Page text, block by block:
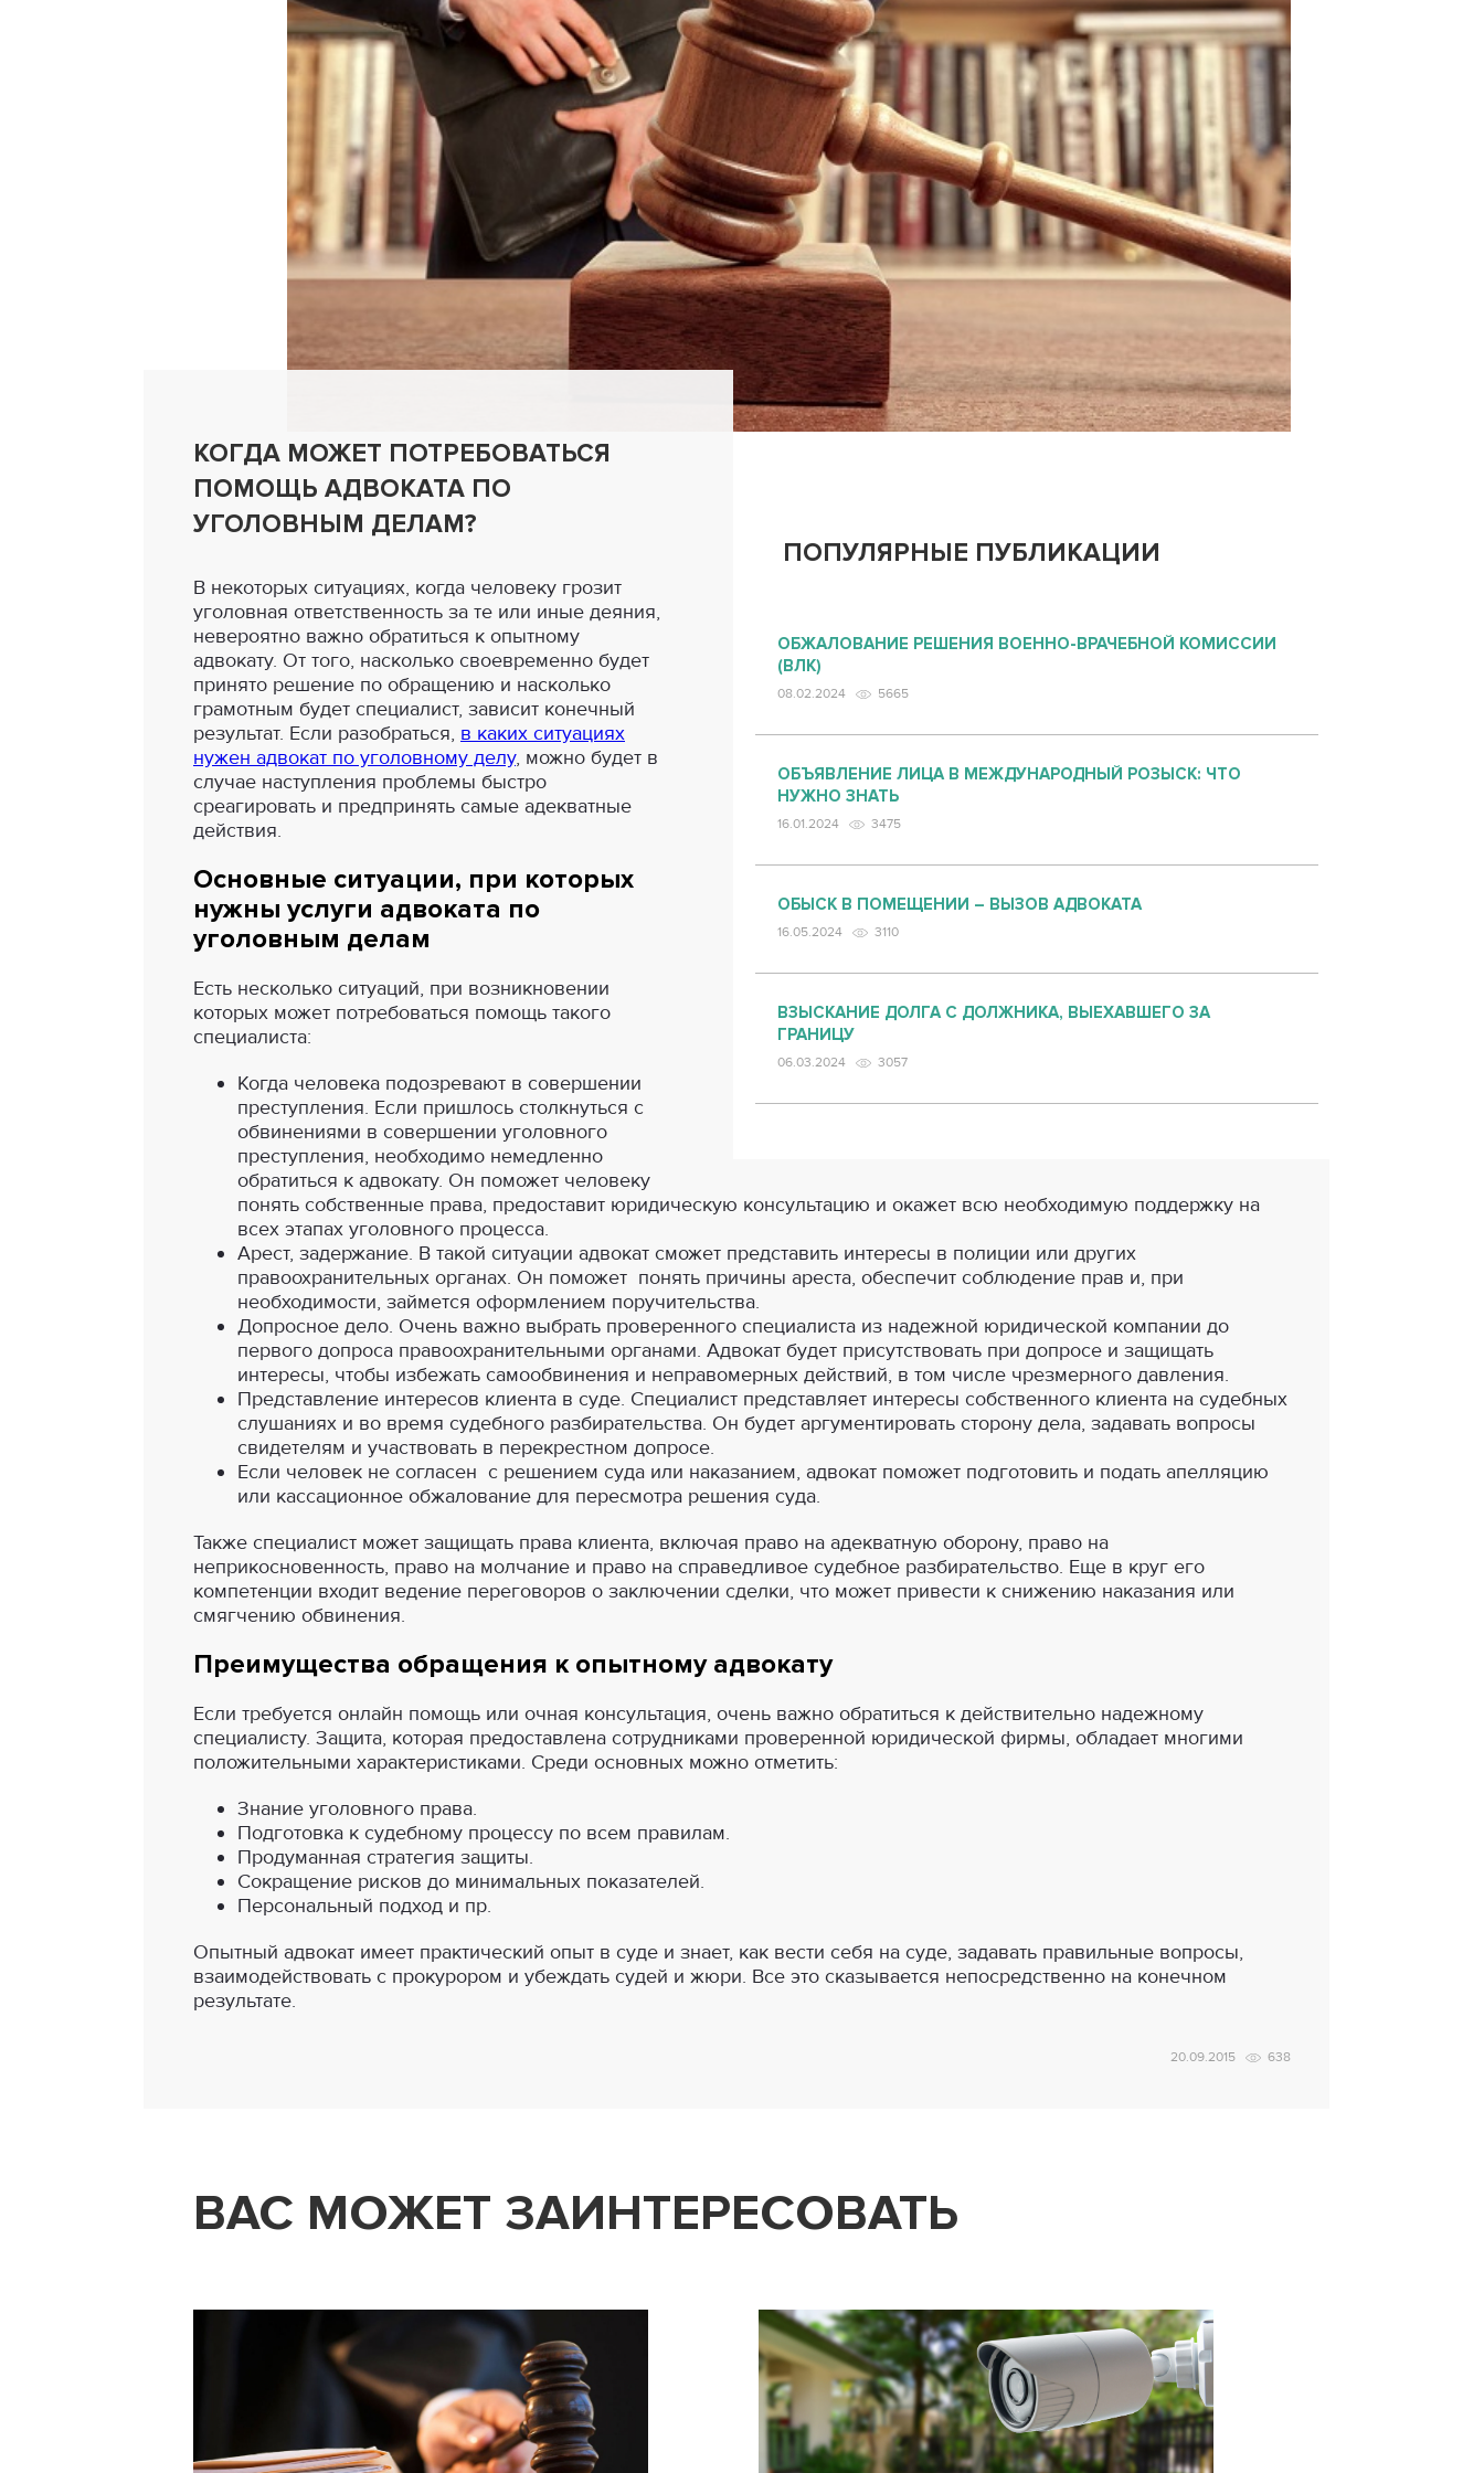
ПОПУЛЯРНЫЕ ПУБЛИКАЦИИ
ОБЖАЛОВАНИЕ РЕШЕНИЯ ВОЕННО-ВРАЧЕБНОЙ КОМИССИИ
(ВЛК)
08.02.2024 5665
ОБЪЯВЛЕНИЕ ЛИЦА В МЕЖДУНАРОДНЫЙ РОЗЫСК: ЧТО
НУЖНО ЗНАТЬ
16.01.2024 3475
ОБЫСК В ПОМЕЩЕНИИ – ВЫЗОВ АДВОКАТА
16.05.2024 3110
ВЗЫСКАНИЕ ДОЛГА С ДОЛЖНИКА, ВЫЕХАВШЕГО ЗА
ГРАНИЦУ
06.03.2024 3057
КОГДА МОЖЕТ ПОТРЕБОВАТЬСЯ
ПОМОЩЬ АДВОКАТА ПО
УГОЛОВНЫМ ДЕЛАМ?
В некоторых ситуациях, когда человеку грозит
уголовная ответственность за те или иные деяния,
невероятно важно обратиться к опытному
адвокату. От того, насколько своевременно будет
принято решение по обращению и насколько
грамотным будет специалист, зависит конечный
результат. Если разобраться, в каких ситуациях
нужен адвокат по уголовному делу, можно будет в
случае наступления проблемы быстро
среагировать и предпринять самые адекватные
действия.
Основные ситуации, при которых
нужны услуги адвоката по
уголовным делам
Есть несколько ситуаций, при возникновении
которых может потребоваться помощь такого
специалиста:
Когда человека подозревают в совершении
преступления. Если пришлось столкнуться с
обвинениями в совершении уголовного
преступления, необходимо немедленно
обратиться к адвокату. Он поможет человеку
понять собственные права, предоставит юридическую консультацию и окажет всю необходимую поддержку на
всех этапах уголовного процесса.
Арест, задержание. В такой ситуации адвокат сможет представить интересы в полиции или других
правоохранительных органах. Он поможет понять причины ареста, обеспечит соблюдение прав и, при
необходимости, займется оформлением поручительства.
Допросное дело. Очень важно выбрать проверенного специалиста из надежной юридической компании до
первого допроса правоохранительными органами. Адвокат будет присутствовать при допросе и защищать
интересы, чтобы избежать самообвинения и неправомерных действий, в том числе чрезмерного давления.
Представление интересов клиента в суде. Специалист представляет интересы собственного клиента на судебных
слушаниях и во время судебного разбирательства. Он будет аргументировать сторону дела, задавать вопросы
свидетелям и участвовать в перекрестном допросе.
Если человек не согласен с решением суда или наказанием, адвокат поможет подготовить и подать апелляцию
или кассационное обжалование для пересмотра решения суда.
Также специалист может защищать права клиента, включая право на адекватную оборону, право на
неприкосновенность, право на молчание и право на справедливое судебное разбирательство. Еще в круг его
компетенции входит ведение переговоров о заключении сделки, что может привести к снижению наказания или
смягчению обвинения.
Преимущества обращения к опытному адвокату
Если требуется онлайн помощь или очная консультация, очень важно обратиться к действительно надежному
специалисту. Защита, которая предоставлена сотрудниками проверенной юридической фирмы, обладает многими
положительными характеристиками. Среди основных можно отметить:
Знание уголовного права.
Подготовка к судебному процессу по всем правилам.
Продуманная стратегия защиты.
Сокращение рисков до минимальных показателей.
Персональный подход и пр.
Опытный адвокат имеет практический опыт в суде и знает, как вести себя на суде, задавать правильные вопросы,
взаимодействовать с прокурором и убеждать судей и жюри. Все это сказывается непосредственно на конечном
результате.
20.09.2015 638
ВАС МОЖЕТ ЗАИНТЕРЕСОВАТЬ